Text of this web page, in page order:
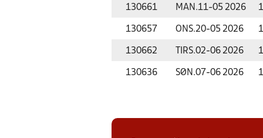
130661 MAN.11-05 2026
130657 ONS.20-05 2026
130662 TIRS.02-06 2026
130636 SØN.07-06 2026